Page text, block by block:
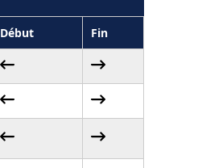
Début Fin